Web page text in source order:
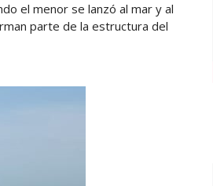
el menor se lanzó al mar y al
parte de la estructura del